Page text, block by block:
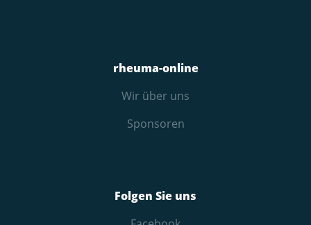
rheuma-online
Wir über uns
Sponsoren
Folgen Sie uns